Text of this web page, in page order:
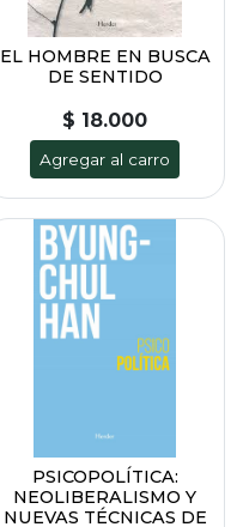
EL HOMBRE EN BUSCA
DE SENTIDO
$ 18.000
Agregar al carro
PSICOPOLÍTICA:
NEOLIBERALISMO Y
NUEVAS TÉCNICAS DE